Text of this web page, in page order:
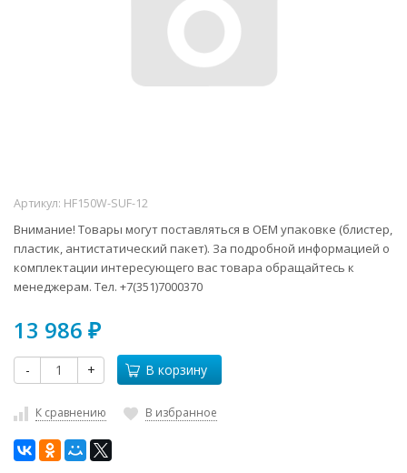
Артикул: HF150W-SUF-12
Внимание! Товары могут поставляться в ОЕМ упаковке (блистер,
пластик, антистатический пакет). За подробной информацией о
комплектации интересующего вас товара обращайтесь к
менеджерам. Тел. +7(351)7000370
13 986 ₽
- + В корзину
К сравнению В избранное